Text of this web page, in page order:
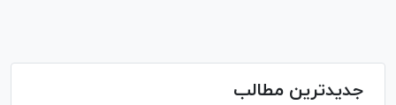
جدیدترین مطالب